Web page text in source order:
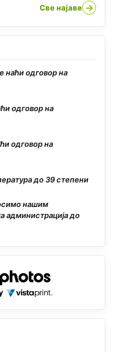
Све најаве →
наћи одговор на
одговор на
одговор на
до 39 степени
нашим
администрација до